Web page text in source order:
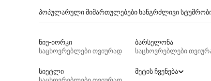
პოპულარული მიმართულებები ხანგრძლივი
ნიუ-იორკი
საცხოვრებლები თვიურად
ბარსელონა
საცხოვრებლები
სიეტლი
მეტის ჩვენება